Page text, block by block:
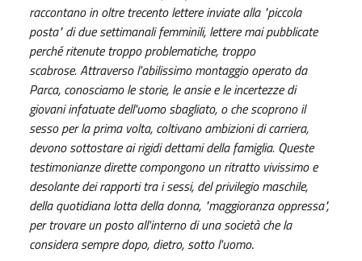
raccontano in oltre trecento lettere inviate alla "piccola
posta" di due settimanali femminili, lettere mai pubblicate
perché ritenute troppo problematiche, troppo
scabrose.Attraverso l'abilissimo montaggio operato da
Parca, conosciamo le storie, le ansie ele incertezze di
giovani infatuate dell'uomo sbagliato, o che scoprono il
sesso per la prima volta, coltivano ambizioni di carriera,
devono sottostare ai rigidi dettami della famiglia. Queste
testimonianze dirette compongono un ritratto vivissimo e
desolante dei rapporti tra i sessi, del privilegio maschile,
della quotidiana lotta della donna, "maggioranza oppressa",
per trovare un posto all'interno di una società che la
considera sempre dopo, dietro, sotto l'uomo.